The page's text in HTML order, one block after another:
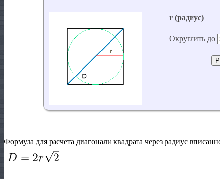
Формула для расчета диагонали квадрата через радиус